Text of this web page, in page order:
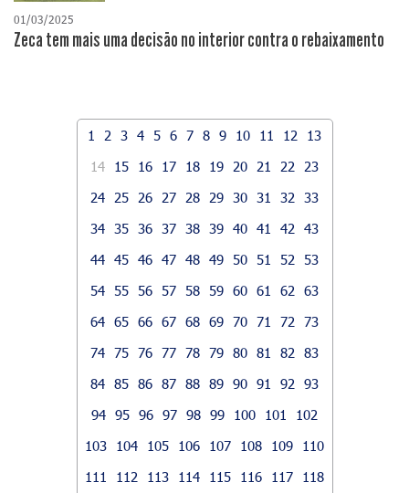
01/03/2025
Zeca tem mais uma decisão no interior contra o rebaixamento
1 2 3 4 5 6 7 8 9 10 11 12
13
14
15 16 17 18 19 20 21 22
23
24
25 26 27 28 29 30 31 32
33
34 35 36 37 38 39 40 41 42
43
44 45 46 47 48 49 50 51 52
53
54 55 56 57 58 59 60 61 62
63
64 65 66 67 68 69 70 71 72
73
74 75 76 77 78 79 80 81 82
83
84 85 86 87 88 89 90 91 92
93
94 95 96 97 98 99 100 101
102
103
104 105 106 107 108 109
110
111
112 113 114 115 116 117
118